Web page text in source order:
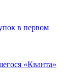
в первом
«Кванта»